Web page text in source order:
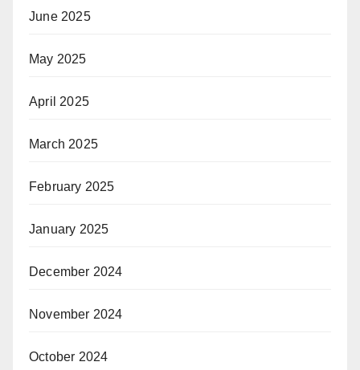
June 2025
May 2025
April 2025
March 2025
February 2025
January 2025
December 2024
November 2024
October 2024